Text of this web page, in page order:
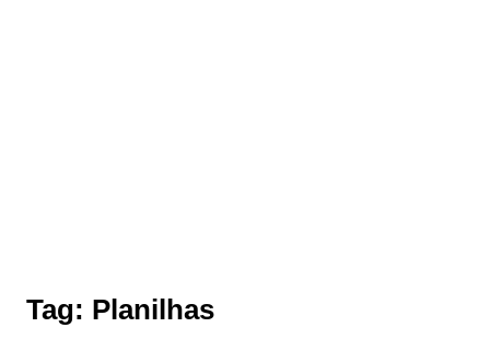
Tag: Planilhas